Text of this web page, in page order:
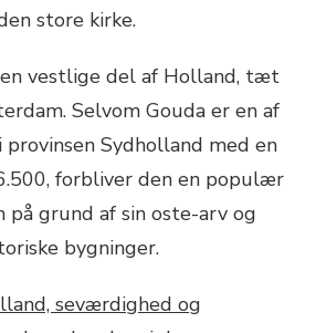
store kirke.
vestlige del af Holland, tæt
Selvom Gouda er en af
Sydholland med en
forbliver den en populær
grund af sin oste-arv og
bygninger.